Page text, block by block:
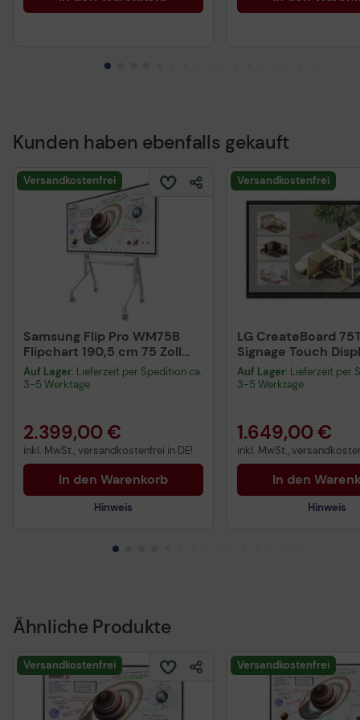
Kunden haben ebenfalls gekauft
Versandkostenfrei
Samsung Flip Pro WM75B
Flipchart 190,5 cm 75 Zoll
inkl. Neomounts FL50-
525WH1 Move Go Rollwagen
Auf Lager: Lieferzeit per Spedition ca.
3-5 Werktage
2.399,00 €
inkl. MwSt., versandkostenfrei in DE!
In den Warenkorb
Hinweis
Versandkostenfrei
LG CreateBoard
Signage Touch
cm (75 Zoll)
Auf Lager: Lieferzeit per
3-5 Werktage
1.649,00 €
inkl. MwSt.,
In den
Hinweis
Ähnliche Produkte
Versandkostenfrei Versandkostenfrei